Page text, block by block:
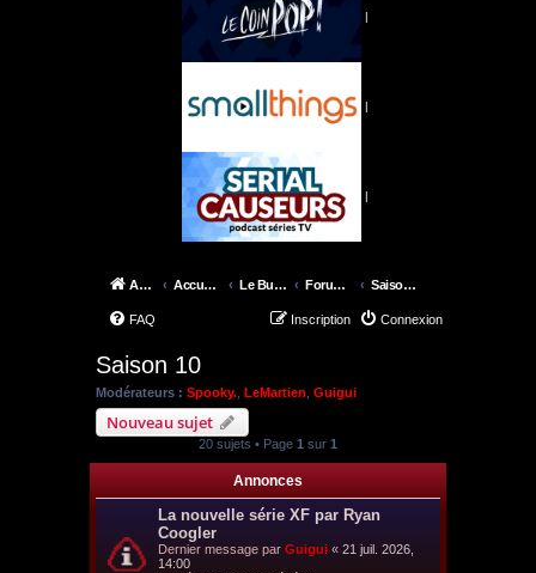
|
|
|
Accueil Accueil du forum Le Bureau des X-Files Forum épisodes Saison 10
FAQ Connexion
Inscription
Saison 10
Modérateurs : Spooky. LeMartien Guigui
Nouveau sujet
20 sujets • Page 1 sur 1
Annonces
La nouvelle série XF par Ryan
Coogler
Dernier message par Guigui « 21 juil. 2026,
14:00